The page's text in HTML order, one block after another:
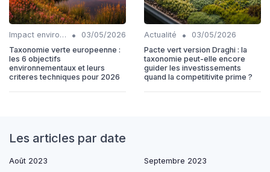
Impact environnemental •
03/05/2026
Taxonomie verte europeenne :
les 6 objectifs
environnementaux et leurs
criteres techniques pour 2026
Actualité •
03/05/2026
Pacte vert version Draghi : la
taxonomie peut-elle encore
guider les investissements
quand la competitivite prime ?
Les articles par date
Août 2023
Septembre 2023